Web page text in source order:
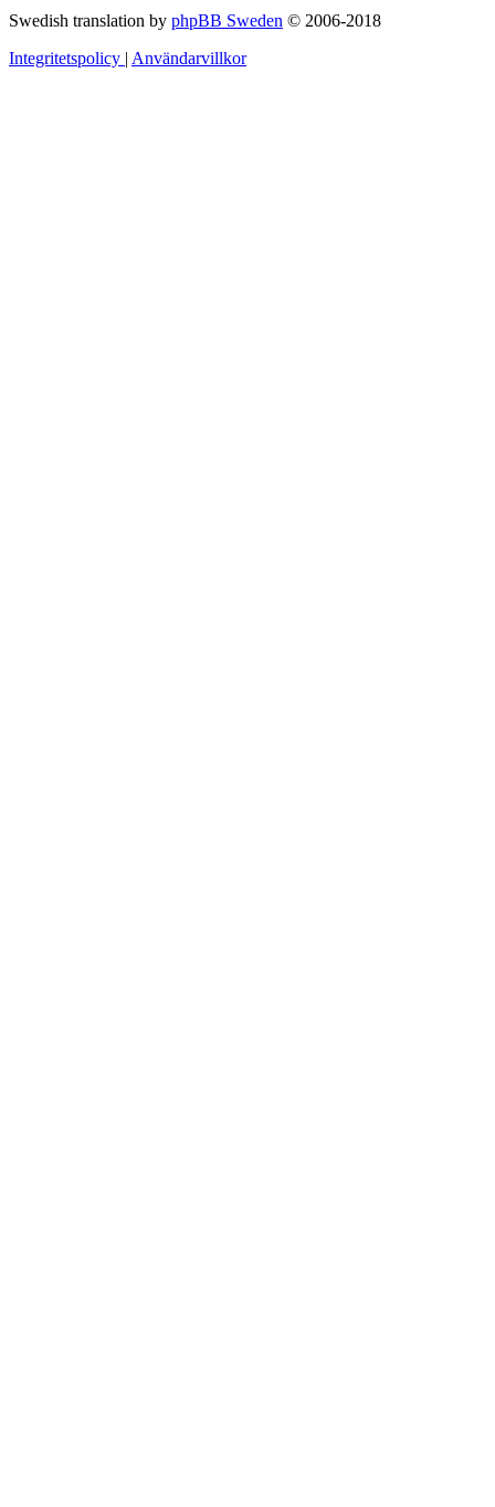
Swedish translation by phpBB Sweden © 2006-2018
Integritetspolicy | Användarvillkor